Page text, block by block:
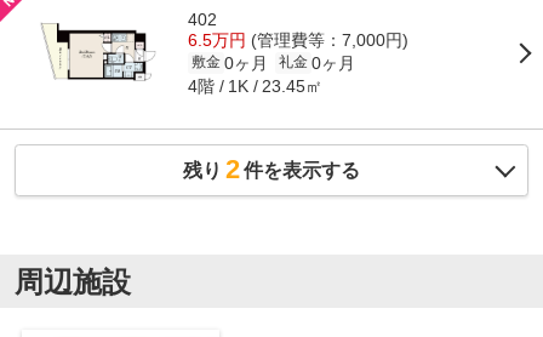
402
6.5万円 (管理費等：7,000円)
敷金 0ヶ月 礼金 0ヶ月
4階 1K 23.45㎡
残り 2件を表示する
周辺施設